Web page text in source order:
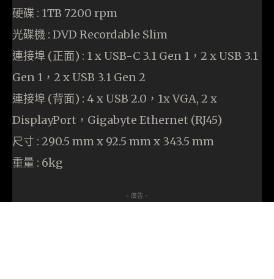
硬碟 : 1TB 7200 rpm
光碟機 : DVD Recordable Slim
連接埠 (正面) : 1 x USB-C 3.1 Gen 1，2 x USB 3.1
Gen 1，2 x USB 3.1 Gen 2
連接埠 (背面) : 4 x USB 2.0，1x VGA, 2 x
DisplayPort，Gigabyte Ethernet (RJ45)
尺寸 : 290.5 mm x 92.5 mm x 343.5 mm
重量 : 6kg
- 廣告 -